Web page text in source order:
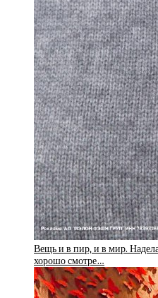
Вещь и в пир, и в мир.
хорошо смотре…